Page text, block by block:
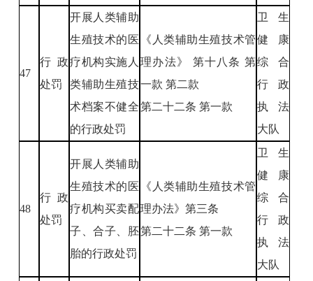
47
行政
处罚
开展人类辅助
生殖技术的医
疗机构实施人
类辅助生殖技
术档案不健全
的行政处罚
《人类辅助生殖技术管
理办法》 第十八条 第
一款 第二款
第二十二条 第一款
卫生
健康
综合
行政
执法
大队
48
行政
处罚
开展人类辅助
生殖技术的医
疗机构买卖配
子、合子、胚
胎的行政处罚
《人类辅助生殖技术管
理办法》第三条
第二十二条 第一款
卫生
健康
综合
行政
执法
大队